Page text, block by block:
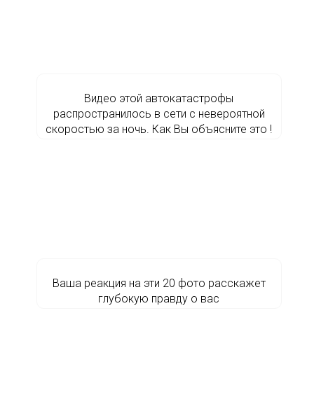
Видео этой автокатастрофы
распространилось в сети с невероятной
скоростью за ночь. Как Вы объясните это !
Ваша реакция на эти 20 фото расскажет
глубокую правду о вас